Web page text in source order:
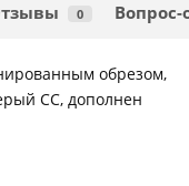
0 Вопрос-
обрезом,
СС, дополнен